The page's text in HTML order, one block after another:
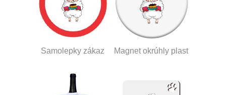
Samolepky zákaz Magnet okrúhly plast